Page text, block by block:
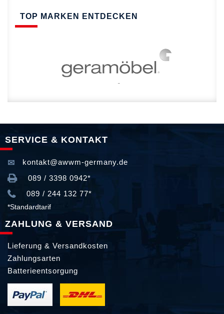
TOP MARKEN ENTDECKEN
SERVICE & KONTAKT
kontakt@awwm-germany.de
089 / 3398 0942*
089 / 244 132 77*
*Standardtarif
ZAHLUNG & VERSAND
Lieferung & Versandkosten
Zahlungsarten
Batterieentsorgung